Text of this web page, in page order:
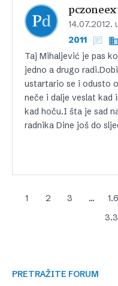
14.07.2012.
2011
Taj Mihaljević je pas
jedno a drugo
ustartario se i odusto
neče i dalje veslat kad
kad hoču.I šta je sad
radnika Dine još do
1 2 3 …
PRETRAŽITE FORUM